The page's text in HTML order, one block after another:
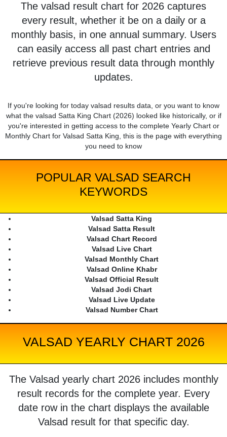
The valsad result chart for 2026 captures
every result, whether it be on a daily or a
monthly basis, in one annual summary. Users
can easily access all past chart entries and
retrieve previous result data through monthly
updates.
If you're looking for today valsad results data, or you want to know
what the valsad Satta King Chart (2026) looked like historically, or if
you're interested in getting access to the complete Yearly Chart or
Monthly Chart for Valsad Satta King, this is the page with everything
you need to know
POPULAR VALSAD SEARCH
KEYWORDS
Valsad Satta King
Valsad Satta Result
Valsad Chart Record
Valsad Live Chart
Valsad Monthly Chart
Valsad Online Khabr
Valsad Official Result
Valsad Jodi Chart
Valsad Live Update
Valsad Number Chart
VALSAD YEARLY CHART 2026
The Valsad yearly chart 2026 includes monthly
result records for the complete year. Every
date row in the chart displays the available
Valsad result for that specific day.